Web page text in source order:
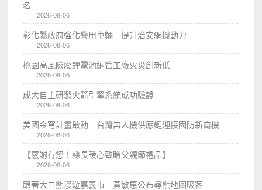
名
2026-08-06
彰化縣政府強化警用車輛 提升治安網機動力
2026-08-06
桃園高風險廢鋰電池納管工廠火災創新低
2026-08-06
成大自主研製火箭引擎系統成功驗證
2026-08-06
美國金穹計畫啟動 台灣無人機供應鏈迎接國防新商機
2026-08-06
【感謝有您！縣長暖心致贈父親節禮品】
2026-08-06
跟著大白熊漫遊嘉義市 黃敏惠公布尋熊地圖吸客